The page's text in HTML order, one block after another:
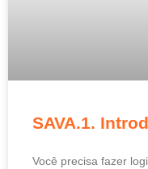
SAVA.1.
Você precisa fazer